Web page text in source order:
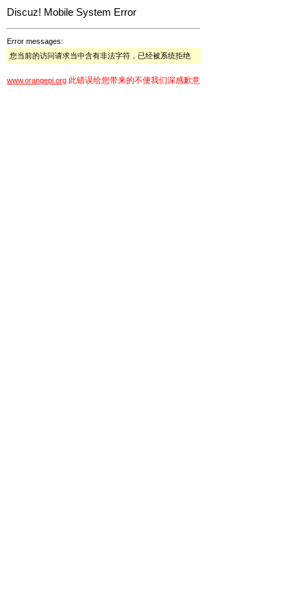
Discuz! Mobile System Error
Error messages:
您当前的访问请求当中含有非法字符，已经被系统拒绝
www.orangepi.org 此错误给您带来的不便我们深感歉意